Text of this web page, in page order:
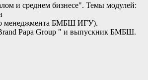
и среднем бизнесе". Темы модулей:
менеджмента БМБШ ИГУ).
Papa Group " и выпускник БМБШ.